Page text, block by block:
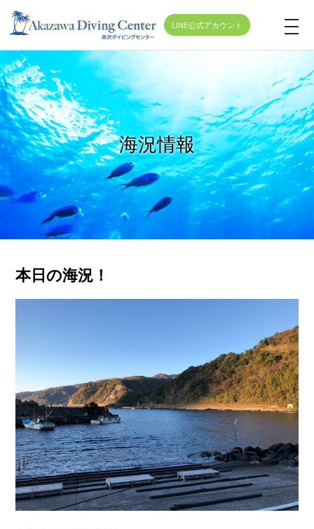
LINE公式アカウント
t
o
g
e
n
a
v
o
海況情報
本日の海況！